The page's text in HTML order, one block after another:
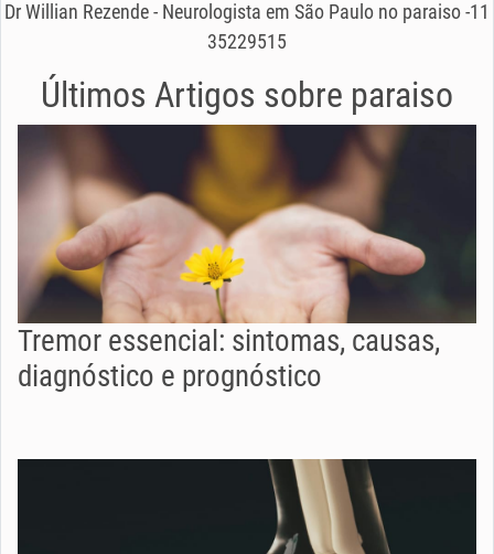
Dr Willian Rezende - Neurologista em São Paulo no paraiso -11
35229515
Últimos Artigos sobre paraiso
Tremor essencial: sintomas, causas,
diagnóstico e prognóstico